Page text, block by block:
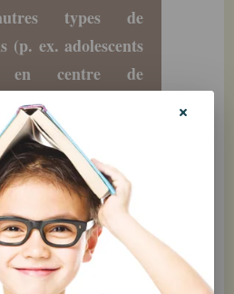
types de
(p. ex. adolescents
en centre de
Collin- Vézina et
plus, les traumas
sont rarement
façon isolée. La
gens qui vivent ce
en vivent
type, et ce, à